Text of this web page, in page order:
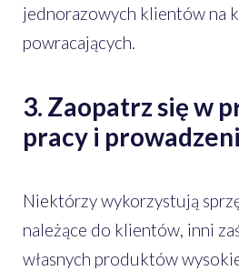
jednorazowych klientów na
powracających.
3. Zaopatrz się w
pracy i
Niektórzy wykorzystują
należące do klientów, inni
własnych produktów